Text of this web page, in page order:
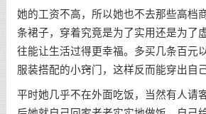
她的工资不高，所以她也不去那些高档
条裙子，穿着究竟是为了实用还是为了
往能让生活过得更幸福。多买几条百元
服装搭配的小窍门，这样反而能穿出自
平时她几乎不在外面吃饭，当然有人请